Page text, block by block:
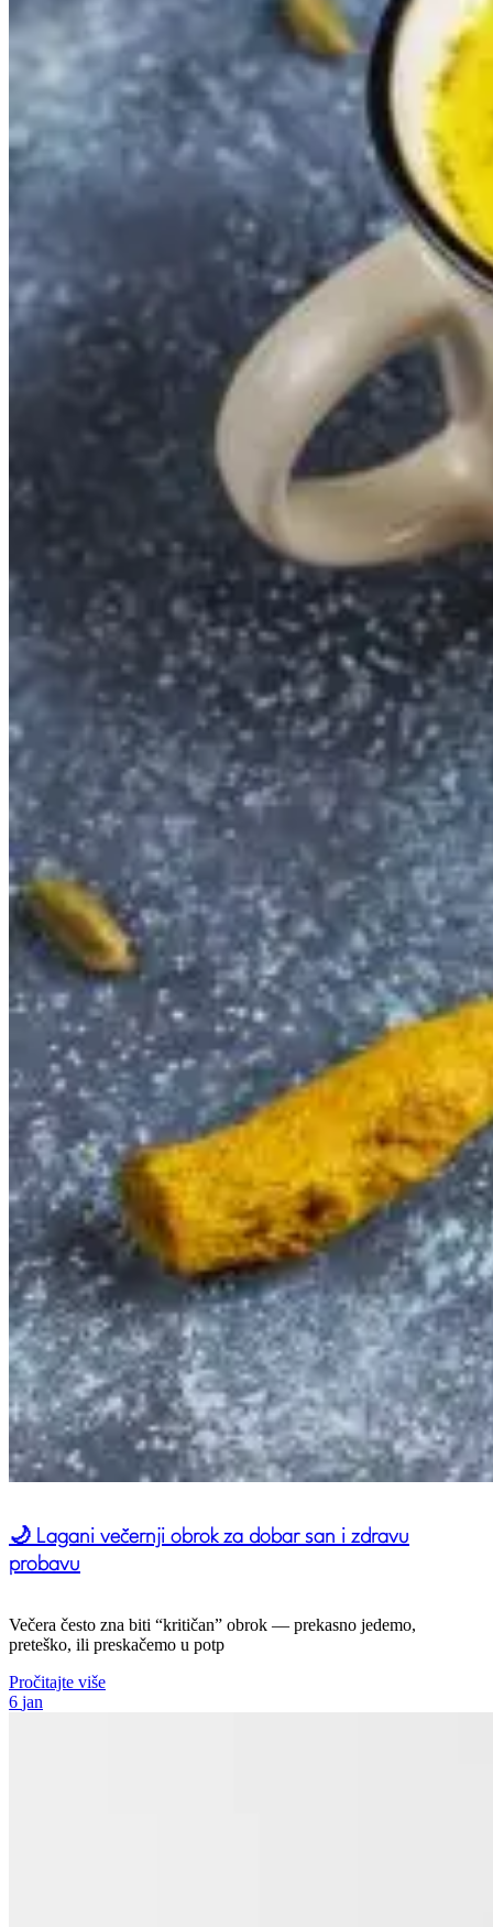
🌙 Lagani večernji obrok za dobar san i zdravu
probavu
Večera često zna biti “kritičan” obrok — prekasno jedemo,
preteško, ili preskačemo u potp
Pročitajte više
6 jan